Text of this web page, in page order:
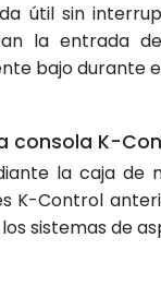
útil sin
la entrada
bajo durante
consola K-
la caja de
K-Control
sistemas de